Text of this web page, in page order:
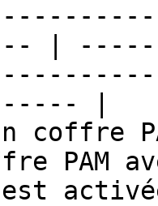
|
|
coffre
PAM